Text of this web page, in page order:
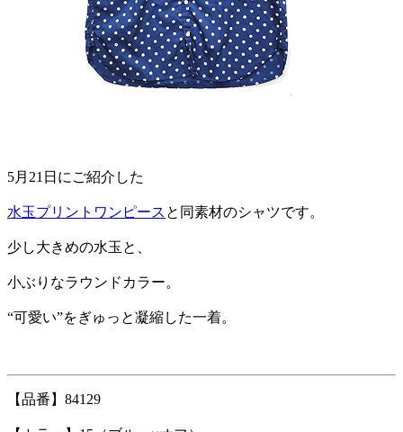
5月21日にご紹介した
水玉プリントワンピース と同素材のシャツです。
少し大きめの水玉と、
小ぶりなラウンドカラー。
“可愛い”をぎゅっと凝縮した一着。
【品番】84129